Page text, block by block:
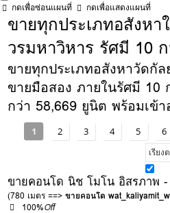
กดเพื่อซ่อนแผนที่ กดเพื่อแสดงแผนที่
ขายทุกประเภทอสังห
วรมหาวิหาร รัศมี 10
ขายทุกประเภทอสังหาวัดกั
ขายมือสอง ภายในรัศมี 10
กว่า 58,669 ยูนิต พร้อมเข้
1 2 3 4 5 6
ขายคอนโด นิช โมโน อิสรภาพ -
(780 เมตร ==>ขายคอนโด
100%Off